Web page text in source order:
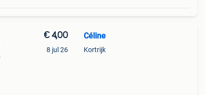
€ 4,00
8 jul 26
Céline
Kortrijk